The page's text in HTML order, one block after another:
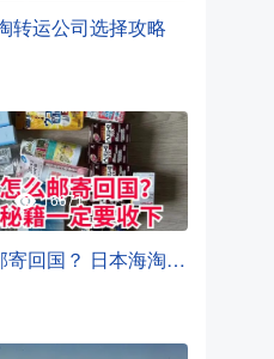
转运公司选择攻略
16671
日本海淘怎么邮寄回国？ 日本海淘转运方法